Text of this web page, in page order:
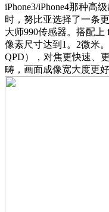
iPhone3/iPhone4那种高
时，努比亚选择了一条
大师990传感器。搭配
像素尺寸达到1。2微米
QPD），对焦更快速、
畴，画面成像宽大度更